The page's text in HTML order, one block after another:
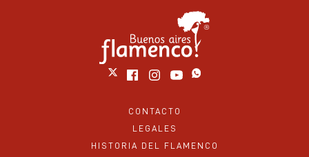
CONTACTO
LEGALES
HISTORIA DEL FLAMENCO